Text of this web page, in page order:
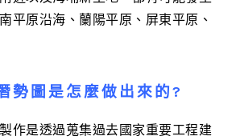
平原沿海、蘭陽平原、屏東平原、
勢圖是怎麼做出來的?
作是透過蒐集過去國家重要工程建